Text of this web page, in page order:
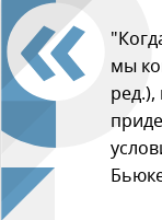
мы
ред.),